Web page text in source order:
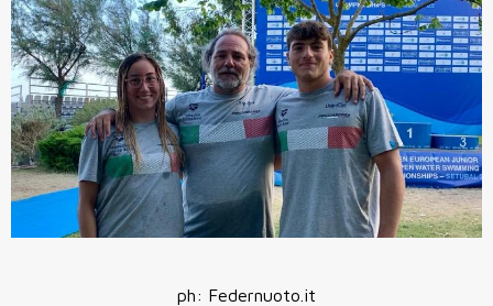
ph: Federnuoto.it